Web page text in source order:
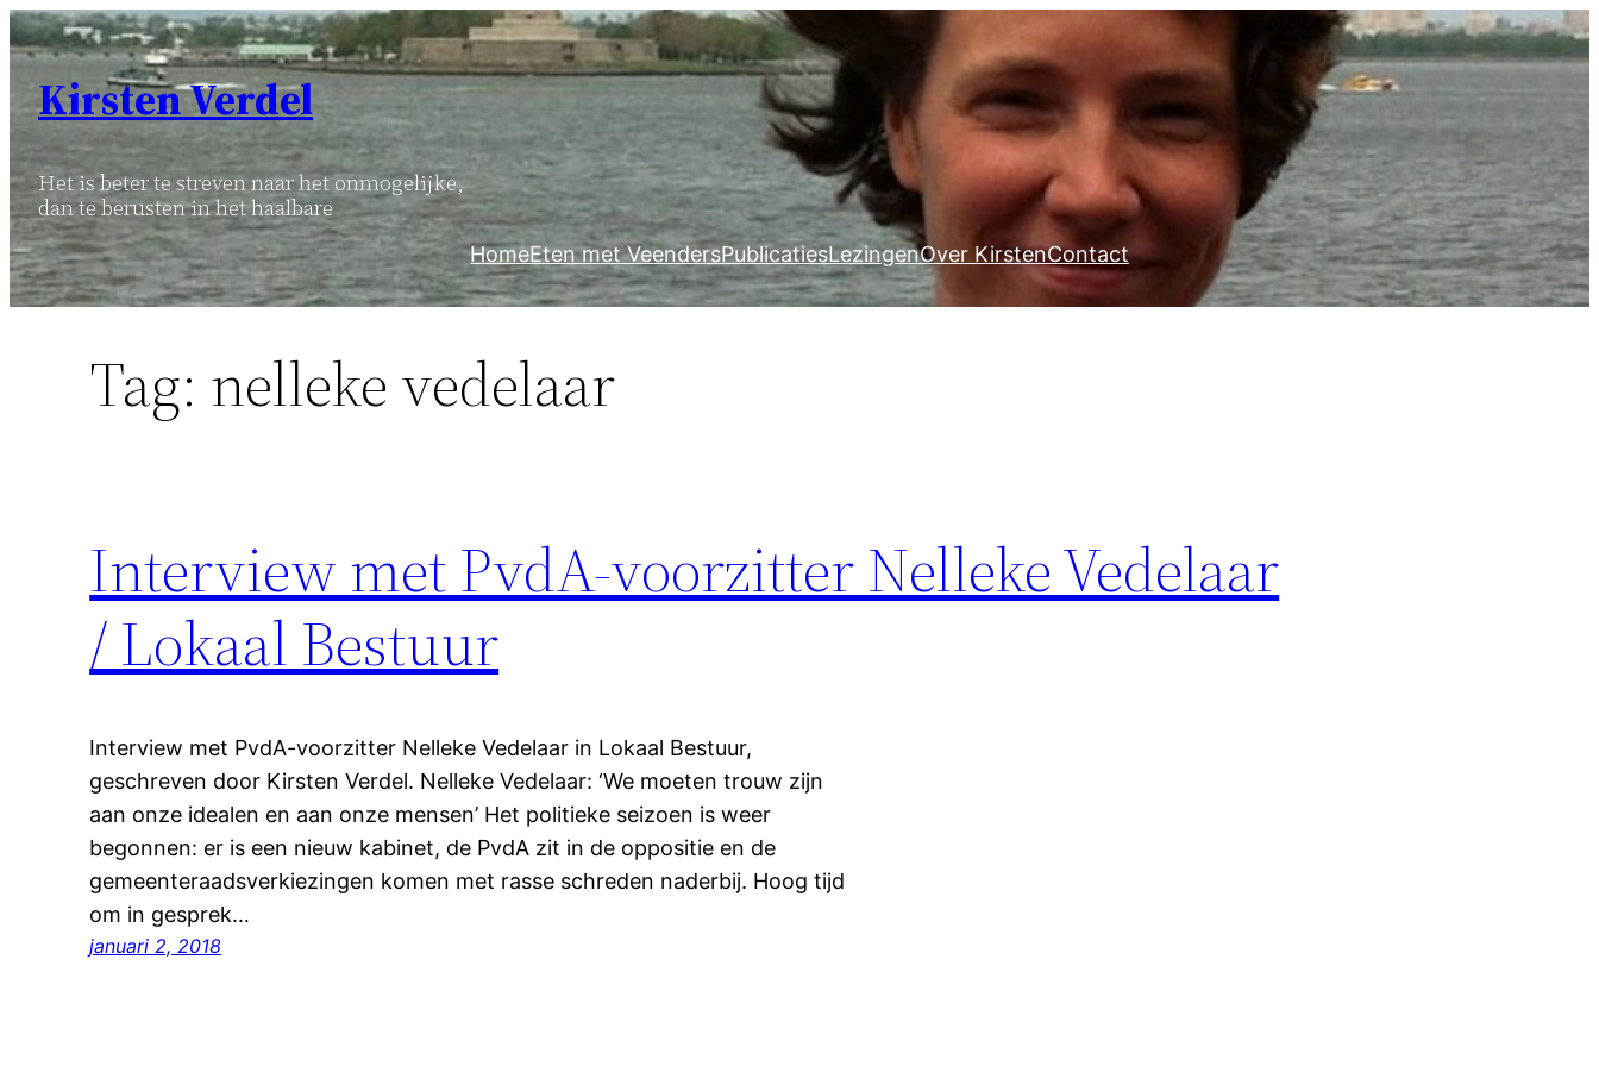
Ga
naar
inhoud
Kirsten Verdel
Het is beter te streven naar het onmogelijke,
dan te berusten in het haalbare
HomeEten met VeendersPublicatiesLezingenOver KirstenContact
Tag: nelleke vedelaar
Interview met PvdA-voorzitter Nelleke Vedelaar
/ Lokaal Bestuur
Interview met PvdA-voorzitter Nelleke Vedelaar in Lokaal Bestuur,
geschreven door Kirsten Verdel. Nelleke Vedelaar: ‘We moeten trouw zijn
aan onze idealen en aan onze mensen’ Het politieke seizoen is weer
begonnen: er is een nieuw kabinet, de PvdA zit in de oppositie en de
gemeenteraadsverkiezingen komen met rasse schreden naderbij. Hoog tijd
om in gesprek…
januari 2, 2018